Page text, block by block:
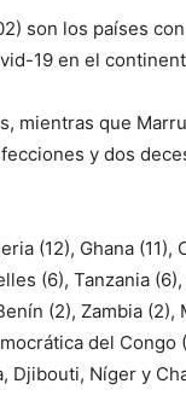
son los países
19 en el
mientras que
y dos
(12), Ghana (11),
(6), Tanzania
(2), Zambia (2),
del Congo
Djibouti, Níger y